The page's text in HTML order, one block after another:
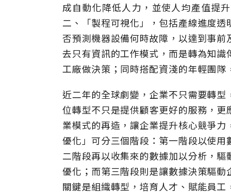
成自動化降低人力，並使人均產值提
二、「製程可視化」，包括產線進度
否預測機器設備何時故障，以達到事
去只有資訊的工作模式，而是轉為知
工廠做決策；同時搭配資淺的年輕團
近二年的全球劇變，企業不只需要轉
位轉型不只是提供顧客更好的服務，
業模式的再造，讓企業提升核心競爭
優化」可分三個階段：第一階段以使
二階段再以收集來的數據加以分析，
優化；而第三階段則是讓數據決策驅
關鍵是組織轉型，培育人才、賦能員